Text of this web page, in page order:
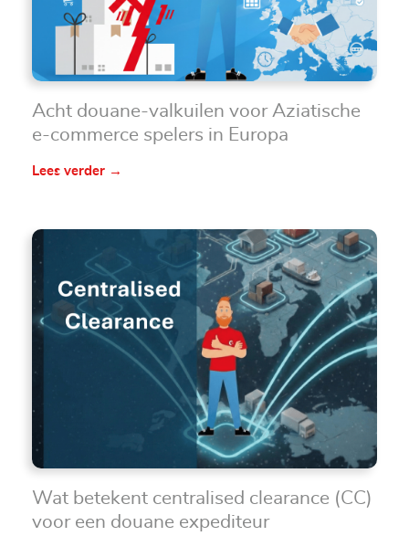
Acht douane-valkuilen voor Aziatische
e-commerce spelers in Europa
Lees verder →
Wat betekent centralised clearance (CC)
voor een douane expediteur